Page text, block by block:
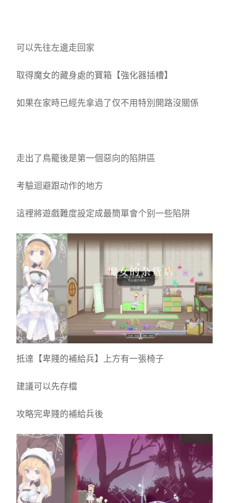
可以先往左邊走回家
取得魔女的藏身處的寶箱【強化器插槽】
如果在家時已經先拿過了仅不用特別開路沒關係
走出了鳥籠後是第一個惡向的陷阱區
考驗迴避跟动作的地方
這裡將遊戲難度設定成最簡單會个别一些陷阱
抵達【卑賤的補給兵】上方有一張椅子
建議可以先存檔
攻略完卑賤的補給兵後